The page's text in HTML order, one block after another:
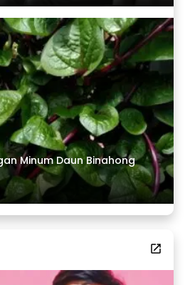
Minum Daun Binahong